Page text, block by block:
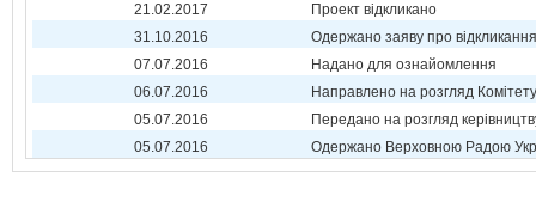
21.02.2017
Проект відкликано
31.10.2016
Одержано заяву про відкликання
07.07.2016
Надано для ознайомлення
06.07.2016
Направлено на розгляд Комітету
05.07.2016
Передано на розгляд
05.07.2016
Одержано Верховною Радою